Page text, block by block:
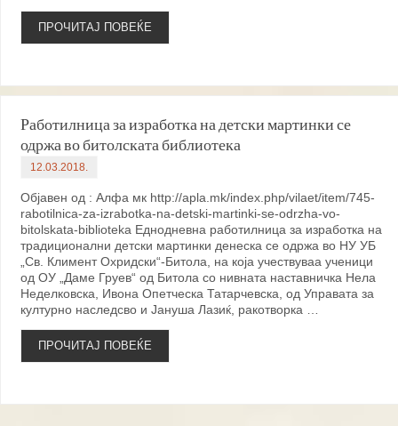
ПРОЧИТАЈ ПОВЕЌЕ
Работилница за изработка на детски мартинки се
одржа во битолската библиотека
12.03.2018.
Објавен од : Алфа мк http://apla.mk/index.php/vilaet/item/745-
rabotilnica-za-izrabotka-na-detski-martinki-se-odrzha-vo-
bitolskata-biblioteka Еднодневна работилница за изработка на
традиционални детски мартинки денеска се одржа во НУ УБ
„Св. Климент Охридски“-Битола, на која учествуваа ученици
од ОУ „Даме Груев“ од Битола со нивната наставничка Нела
Неделковска, Ивона Опетческа Татарчевска, од Управата за
културно наследсво и Јануша Лазиќ, ракотворка …
ПРОЧИТАЈ ПОВЕЌЕ